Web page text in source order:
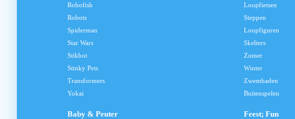
Robofish
Robots
Spiderman
Star Wars
Stikbot
Stinky Pets
Transformers
Yokai
Baby & Peuter
Loopfietsen
Steppen
Loopfiguren
Skelters
Zomer
Winter
Zwembaden
Buitenspelen
Feest; Fun